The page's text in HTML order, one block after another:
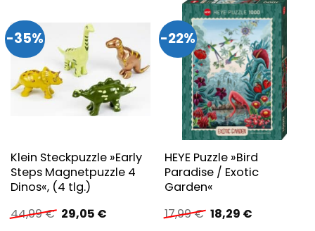
-35%
Klein Steckpuzzle »Early
Steps Magnetpuzzle 4
Dinos«, (4 tlg.)
44,99€ Ursprünglicher
Preis
29,05 €Aktueller
-22%
HEYE Puzzle »Bird
Paradise / Exotic
Garden«
17,99€ Ursprünglicher
Preis
18,29 €Aktueller